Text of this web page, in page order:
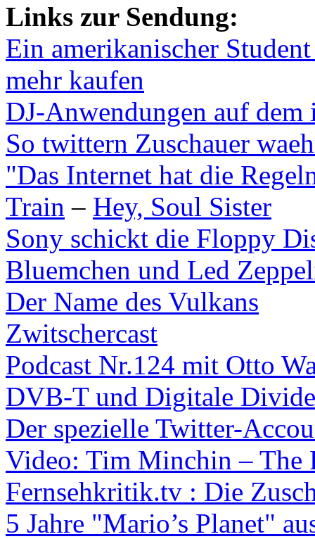
Links zur Sendung:
Ein amerikanischer
mehr kaufen
DJ-Anwendungen auf dem
So twittern Zuschauer
"Das Internet hat die
Train – Hey, Soul Sister
Sony schickt die Floppy
Bluemchen und Led
Der Name des Vulkans
Zwitschercast
Podcast Nr.124 mit Otto
DVB-T und Digitale
Der spezielle Twitter-
Video: Tim Minchin – The
Fernsehkritik.tv : Die
5 Jahre "Mario’s Planet"